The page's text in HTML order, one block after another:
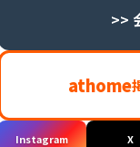
>>
athome
Instagram X